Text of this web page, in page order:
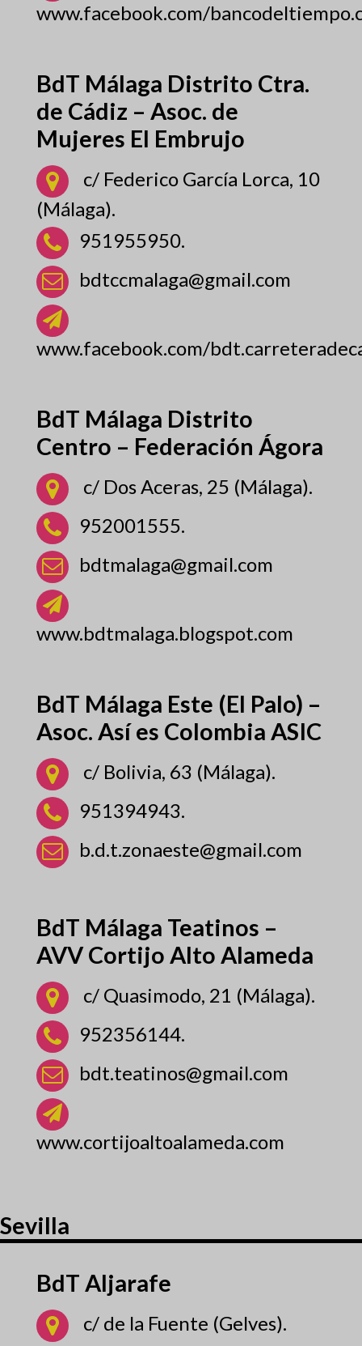
www.facebook.com/
BdT Málaga Distrito Ctra.
de Cádiz – Asoc. de
Mujeres El Embrujo
c/ Federico García Lorca, 10
(Málaga).
951955950.
bdtccmalaga@gmail.com
www.facebook.com/
BdT Málaga Distrito
Centro – Federación Ágora
c/ Dos Aceras, 25 (Málaga).
952001555.
bdtmalaga@gmail.com
www.bdtmalaga.blogspot.com
BdT Málaga Este (El Palo) –
Asoc. Así es Colombia ASIC
c/ Bolivia, 63 (Málaga).
951394943.
b.d.t.zonaeste@gmail.com
BdT Málaga Teatinos –
AVV Cortijo Alto Alameda
c/ Quasimodo, 21 (Málaga).
952356144.
bdt.teatinos@gmail.com
www.cortijoaltoalameda.com
Sevilla
BdT Aljarafe
c/ de la Fuente (Gelves).